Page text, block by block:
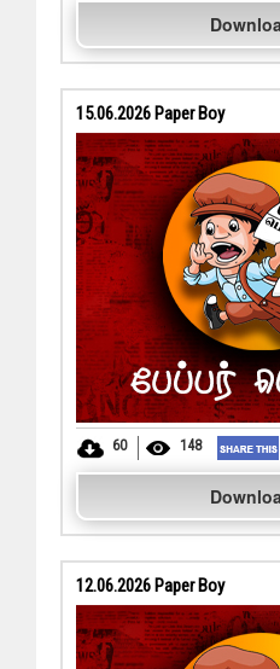
15.06.2026 Paper Boy
60 148
12.06.2026 Paper Boy